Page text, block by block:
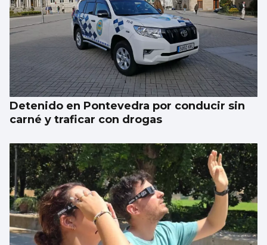
Detenido en Pontevedra por conducir sin
carné y traficar con drogas